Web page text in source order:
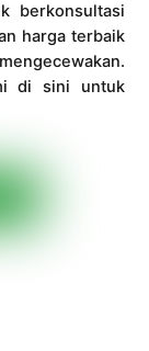
berkonsultasi
harga terbaik
di sini untuk